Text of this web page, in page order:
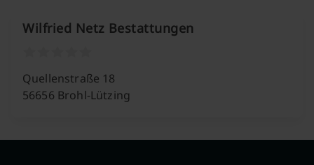
Wilfried Netz Bestattungen
Quellenstraße 18
56656 Brohl-Lützing